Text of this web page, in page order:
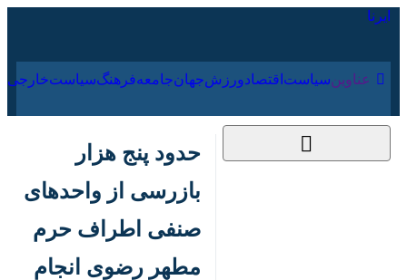
عناوین‌ سیاست اقتصاد ورزش جهان جامعه فرهنگ
حدود پنج هزار بازرسی
از واحدهای صنفی
اطراف حرم مطهر رضوی
انجام گرفته است